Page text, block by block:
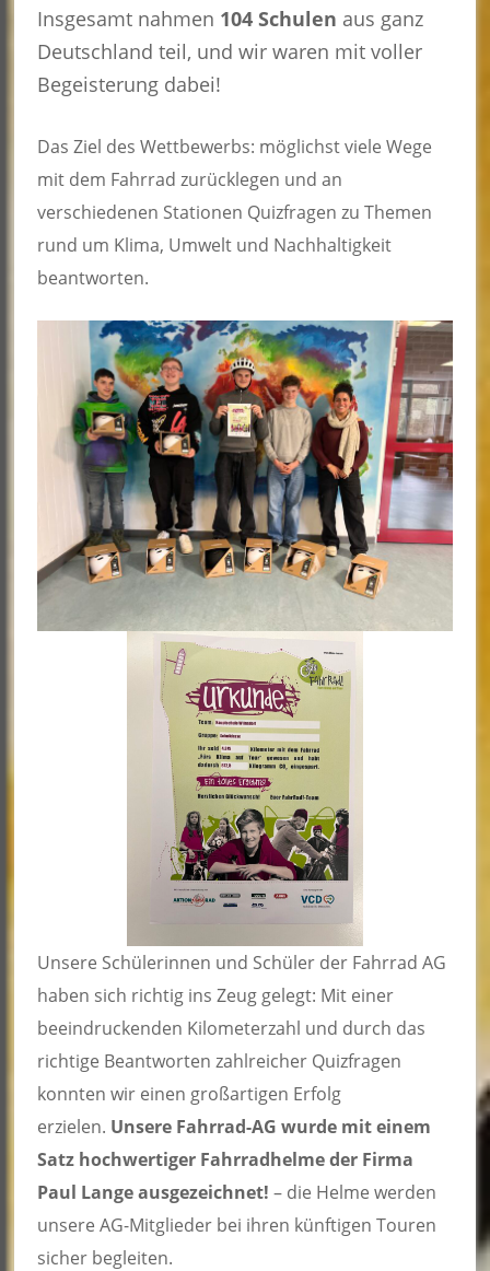
Insgesamt nahmen 104 Schulen aus ganz
Deutschland teil, und wir waren mit voller
Begeisterung dabei!
Das Ziel des Wettbewerbs: möglichst viele Wege
mit dem Fahrrad zurücklegen und an
verschiedenen Stationen Quizfragen zu Themen
rund um Klima, Umwelt und Nachhaltigkeit
beantworten.
Unsere Schülerinnen und Schüler der Fahrrad AG
haben sich richtig ins Zeug gelegt: Mit einer
beeindruckenden Kilometerzahl und durch das
richtige Beantworten zahlreicher Quizfragen
konnten wir einen großartigen Erfolg
erzielen. Unsere Fahrrad-AG wurde mit einem
Satz hochwertiger Fahrradhelme der Firma
Paul Lange ausgezeichnet! – die Helme werden
unsere AG-Mitglieder bei ihren künftigen Touren
sicher begleiten.